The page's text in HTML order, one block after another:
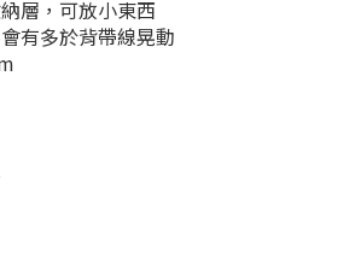
層，可放小東西
有多於背帶線晃動